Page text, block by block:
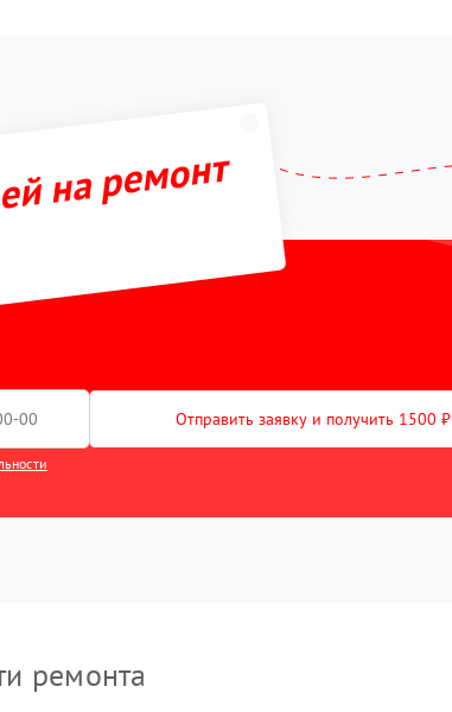
на ремонт
Отправить заявку и получить 1500 ₽
ремонта